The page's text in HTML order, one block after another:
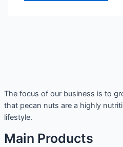
The focus of our business is to
that pecan nuts are a highly
lifestyle.
Main Products